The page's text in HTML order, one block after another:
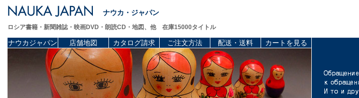
ナウカ・ジャパン
ロシア書籍・新聞雑誌・映画DVD・朗読CD・地図、他 在庫15000タイトル
ナウカジャパン 店舗地図 カタログ請求 ご注文方法 配送・送料 カートを見る